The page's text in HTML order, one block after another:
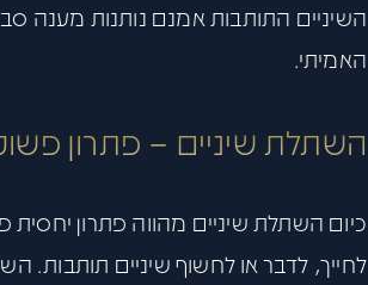
השיניים התותבות אמנם נותנות מענה
האמיתי.
השתלת שיניים – פתרון
כיום השתלת שיניים מהווה פתרון
לחייך, לדבר או לחשוף שיניים תותבות.